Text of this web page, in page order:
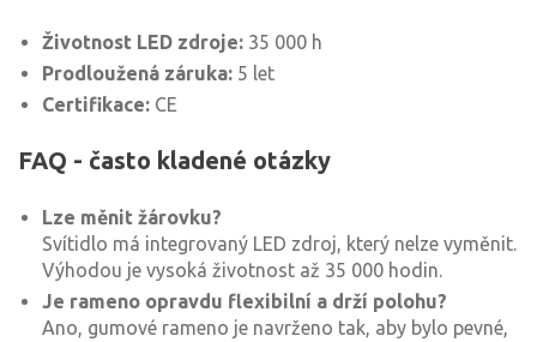
Životnost LED zdroje: 35 000 h
Prodloužená záruka: 5 let
Certifikace: CE
FAQ - často kladené otázky
Lze měnit žárovku?
Svítidlo má integrovaný LED zdroj, který nelze vyměnit.
Výhodou je vysoká životnost až 35 000 hodin.
Je rameno opravdu flexibilní a drží polohu?
Ano, gumové rameno je navrženo tak, aby bylo pevné,